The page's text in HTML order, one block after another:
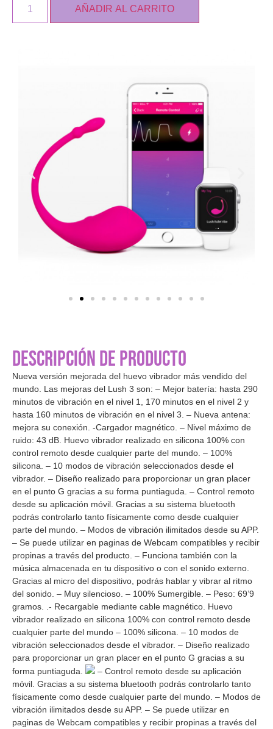
AÑADIR AL CARRITO
DESCRIPCIÓN DE PRODUCTO
Nueva versión mejorada del huevo vibrador más vendido del
mundo. Las mejoras del Lush 3 son: – Mejor batería: hasta 290
minutos de vibración en el nivel 1, 170 minutos en el nivel 2 y
hasta 160 minutos de vibración en el nivel 3. – Nueva antena:
mejora su conexión. -Cargador magnético. – Nivel máximo de
ruido: 43 dB. Huevo vibrador realizado en silicona 100% con
control remoto desde cualquier parte del mundo. – 100%
silicona. – 10 modos de vibración seleccionados desde el
vibrador. – Diseño realizado para proporcionar un gran placer
en el punto G gracias a su forma puntiaguda. – Control remoto
desde su aplicación móvil. Gracias a su sistema bluetooth
podrás controlarlo tanto físicamente como desde cualquier
parte del mundo. – Modos de vibración ilimitados desde su APP.
– Se puede utilizar en paginas de Webcam compatibles y recibir
propinas a través del producto. – Funciona también con la
música almacenada en tu dispositivo o con el sonido externo.
Gracias al micro del dispositivo, podrás hablar y vibrar al ritmo
del sonido. – Muy silencioso. – 100% Sumergible. – Peso: 69’9
gramos. .- Recargable mediante cable magnético. Huevo
vibrador realizado en silicona 100% con control remoto desde
cualquier parte del mundo – 100% silicona. – 10 modos de
vibración seleccionados desde el vibrador. – Diseño realizado
para proporcionar un gran placer en el punto G gracias a su
forma puntiaguda.
– Control remoto desde su aplicación
móvil. Gracias a su sistema bluetooth podrás controlarlo tanto
físicamente como desde cualquier parte del mundo. – Modos de
vibración ilimitados desde su APP. – Se puede utilizar en
paginas de Webcam compatibles y recibir propinas a través del